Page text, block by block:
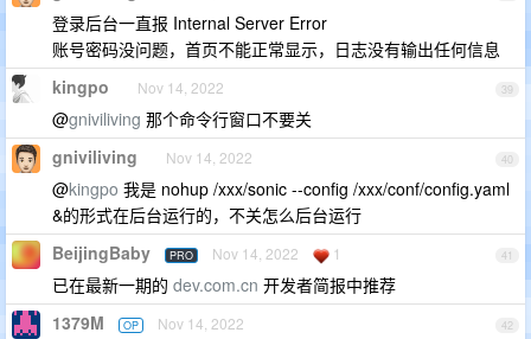
登录后台一直报 Internal Server Error
账号密码没问题，首页不能正常显示，日志没有输出任何信息
39
kingpo Nov 14, 2022
@gniviliving 那个命令行窗口不要关
40
gniviliving Nov 14, 2022
@kingpo 我是 nohup /xxx/sonic --config /xxx/conf/config.yaml
&的形式在后台运行的，不关怎么后台运行
41
BeijingBaby PRO Nov 14, 2022 1
已在最新一期的 dev.com.cn 开发者简报中推荐
42
1379M OP Nov 14, 2022